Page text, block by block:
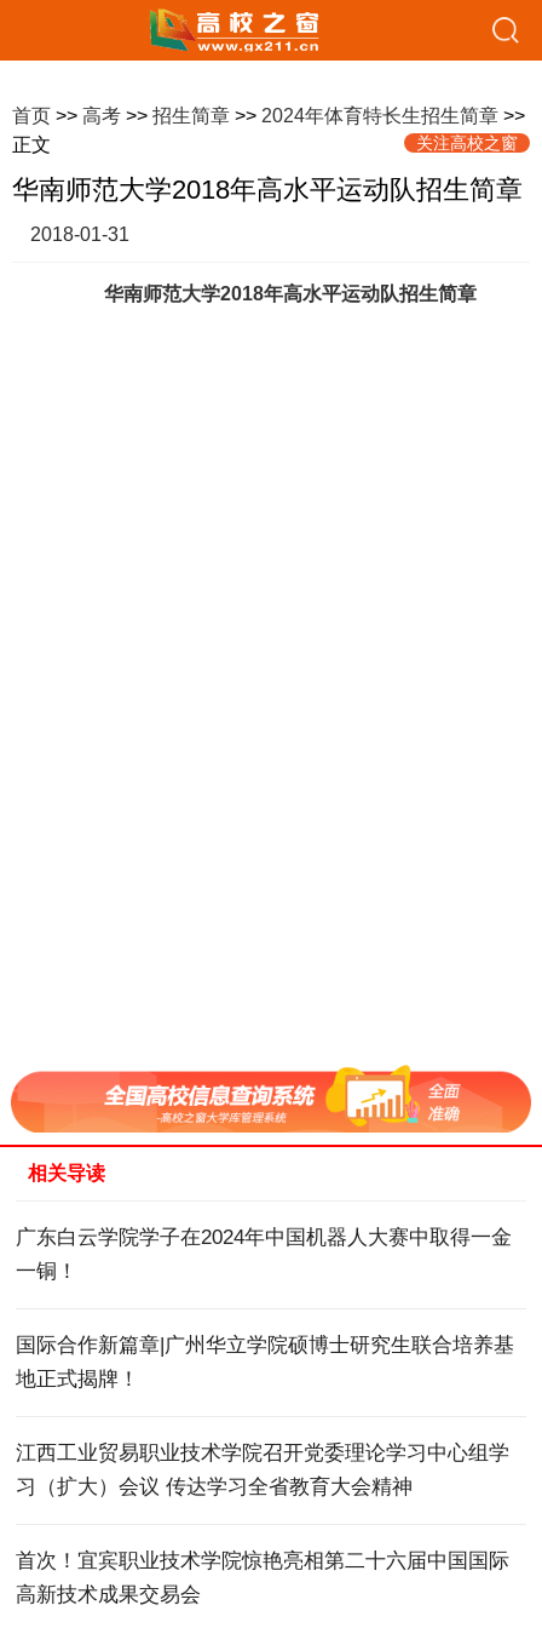
首页 >> 高考 >> 招生简章 >> 2024年体育特长生招生简章 >>
正文
关注高校之窗
华南师范大学2018年高水平运动队招生简章
2018-01-31
华南师范大学2018年高水平运动队招生简章
相关导读
广东白云学院学子在2024年中国机器人大赛中取得一金
一铜！
国际合作新篇章|广州华立学院硕博士研究生联合培养基
地正式揭牌！
江西工业贸易职业技术学院召开党委理论学习中心组学
习（扩大）会议 传达学习全省教育大会精神
首次！宜宾职业技术学院惊艳亮相第二十六届中国国际
高新技术成果交易会